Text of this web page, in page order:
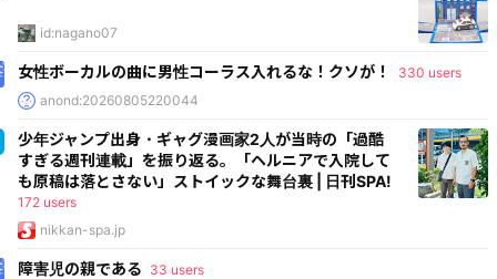
id:nagano07
女性ボーカルの曲に男性コーラス入れるな！クソが！
330 users
anond:20260805220044
少年ジャンプ出身・ギャグ漫画家2人が当時の「過酷
すぎる週刊連載」を振り返る。「ヘルニアで入院して
も原稿は落とさない」ストイックな舞台裏 | 日刊SPA!
172 users
nikkan-spa.jp
障害児の親である 33 users